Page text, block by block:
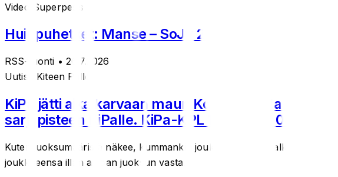
Videot
Superpesis
Huippuhetket: Manse – SoJy 26.7.
RSS-tuonti • 26.7.2026
Uutiset Kiteen Pallo
KiPa jätti aika karvaan maun Koplalle nolla-nolla
sarjapisteen KiPalle. KiPa-KPL 1-0k (0-0, 0-0, 2-1k)
Kuten juoksumääristä näkee, kummankin joukkueen ykköpalkinto meni
joukkueensa illan ainoan juoksun vasta...